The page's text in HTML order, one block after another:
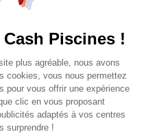
magasin
HORS-SOL BOIS
O'BYA DAKOTA -
1,29M
Piscines !
du
plus agréable, nous avons
cookies, vous nous permettez
pour vous offrir une expérience
clic en vous proposant
adaptés à vos centres
surprendre !